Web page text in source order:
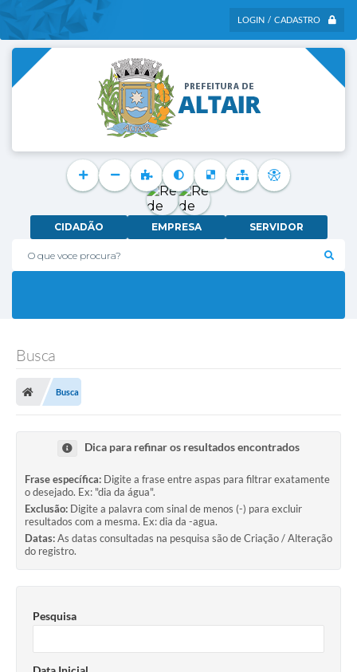
LOGIN / CADASTRO
O que voce procura?
CIDADÃO EMPRESA SERVIDOR
Busca
Busca
Dica para refinar os resultados encontrados
Frase específica: Digite a frase entre aspas para filtrar exatamente
o desejado. Ex: "dia da água".
Exclusão: Digite a palavra com sinal de menos (-) para excluir
resultados com a mesma. Ex: dia da -agua.
Datas:As datas consultadas na pesquisa são de Criação / Alteração
do registro.
Pesquisa